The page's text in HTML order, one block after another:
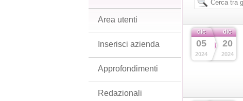
dic
05
2024
dic
20
2024
Area utenti
Inserisci azienda
Approfondimenti
Redazionali